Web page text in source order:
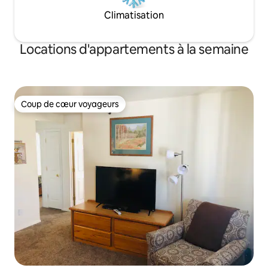
Climatisation
Locations d'appartements à la semaine
Coup de cœur voyageurs
Coup de cœur voyageurs